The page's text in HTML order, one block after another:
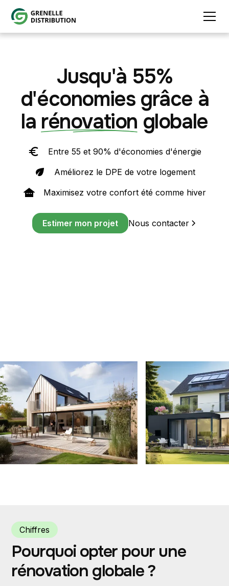
Jusqu'à 55%
d'économies grâce à
la rénovation globale
Entre 55 et 90% d'économies d'énergie
Améliorez le DPE de votre logement
Maximisez votre confort été comme hiver
Estimer mon projet Nous contacter
Chiffres
Pourquoi opter pour une
rénovation globale ?